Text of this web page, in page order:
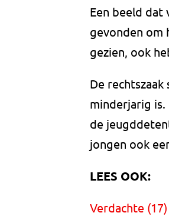
Een beeld
gevonden om
gezien, ook
De
minderjarig is.
de
jongen ook
LEES OOK:
Verdachte